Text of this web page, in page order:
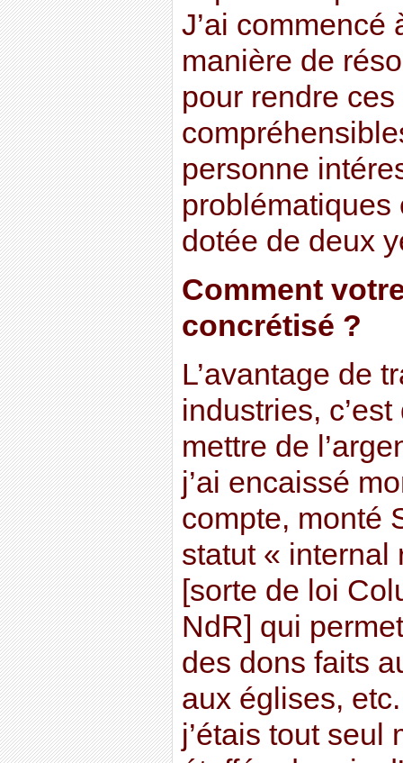
J’ai commencé
manière de
pour rendre
personne
problématiques
dotée de deux
Comment
concrétisé ?
L’avantage de
industries,
mettre de
j’ai encaissé
compte, monté
statut « internal
[sorte de loi
NdR] qui
des dons faits
aux églises,
j’étais tout seul